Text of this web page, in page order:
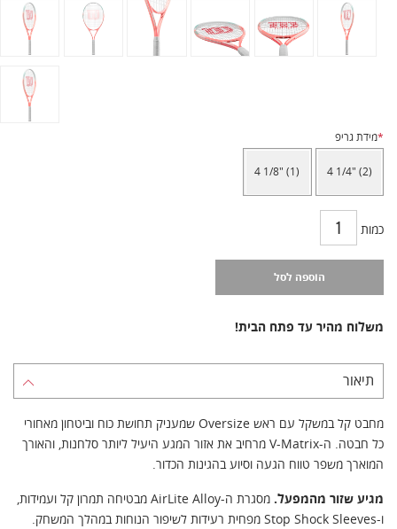
*מידת גריפ
4 1/4" (2)
4 1/8" (1)
כמות
הוספה לסל
משלוח מהיר עד פתח הבית!
תיאור
מחבט קל במשקל עם ראש Oversize שמעניק תחושת כוח וביטחון מאחורי
כל חבטה. ה‑V‑Matrix מרחיב את אזור המגע היעיל ליותר סלחנות, והאורך
המוארך משפר טווח הגעה וסיוע בהגינות הכדור.
מגיע שזור מהמפעל.
מסגרת ה‑AirLite Alloy מבטיחה תמרון קל ועמידות,
ו‑Stop Shock Sleeves מפחית רעידות לשיפור הנוחות במהלך המשחק.